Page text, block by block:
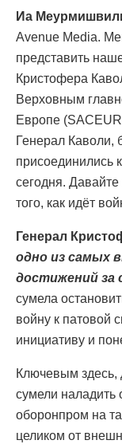
Иа
Avenue Media.
представить
Кристофера
Верховным
Европе
Генерал Каволи,
присоединились
сегодня.
того, как идёт
Генерал
одно из самых
достижений за
сумела
войну к патовой
инициативу и
Ключевым здесь,
сумели наладить
оборонпром на
целиком от